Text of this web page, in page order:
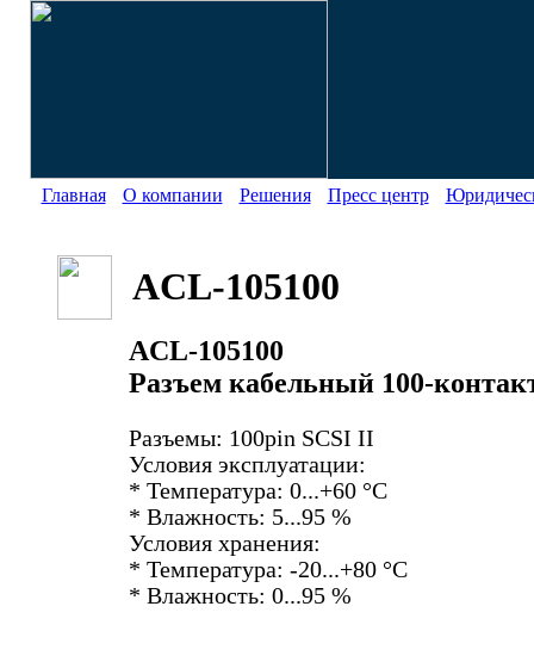
Главная О компании Решения Пресс центр
ACL-105100
ACL-105100
Разъем кабельный 100-
Разъемы: 100pin SCSI II
Условия эксплуатации:
* Температура: 0...+60 °С
* Влажность: 5...95 %
Условия хранения:
* Температура: -20...+80 °С
* Влажность: 0...95 %